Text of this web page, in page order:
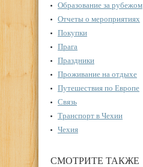
Образование за рубежом
Отчеты о мероприятиях
Покупки
Прага
Праздники
Проживание на отдыхе
Путешествия по Европе
Связь
Транспорт в Чехии
Чехия
СМОТРИТЕ ТАКЖЕ